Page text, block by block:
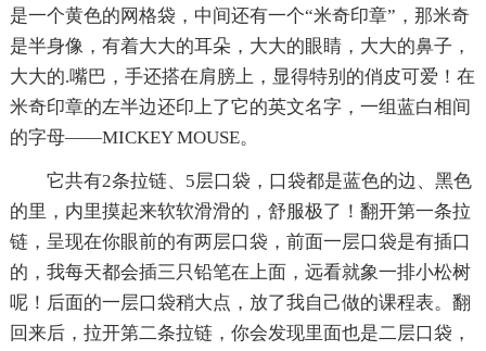
是一个黄色的网格袋，中间还有一个“米奇印章”，那米奇
是半身像，有着大大的耳朵，大大的眼睛，大大的鼻子，
大大的.嘴巴，手还搭在肩膀上，显得特别的俏皮可爱！在
米奇印章的左半边还印上了它的英文名字，一组蓝白相间
的字母——MICKEY MOUSE。
它共有2条拉链、5层口袋，口袋都是蓝色的边、黑色
的里，内里摸起来软软滑滑的，舒服极了！翻开第一条拉
链，呈现在你眼前的有两层口袋，前面一层口袋是有插口
的，我每天都会插三只铅笔在上面，远看就象一排小松树
呢！后面的一层口袋稍大点，放了我自己做的课程表。翻
回来后，拉开第二条拉链，你会发现里面也是二层口袋，